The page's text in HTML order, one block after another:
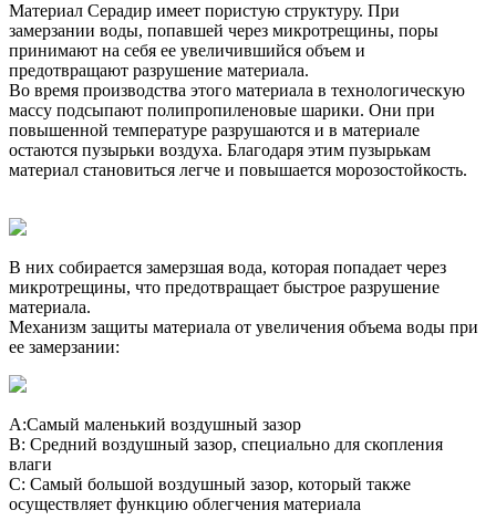
Материал Серадир имеет пористую структуру. При
замерзании воды, попавшей через микротрещины, поры
принимают на себя ее увеличившийся объем и
предотвращают разрушение материала.
Во время производства этого материала в технологическую
массу подсыпают полипропиленовые шарики. Они при
повышенной температуре разрушаются и в материале
остаются пузырьки воздуха. Благодаря этим пузырькам
материал становиться легче и повышается морозостойкость.
В них собирается замерзшая вода, которая попадает через
микротрещины, что предотвращает быстрое разрушение
материала.
Механизм защиты материала от увеличения объема воды при
ее замерзании:
A:Самый маленький воздушный зазор
B: Средний воздушный зазор, специально для скопления
влаги
C: Самый большой воздушный зазор, который также
осуществляет функцию облегчения материала